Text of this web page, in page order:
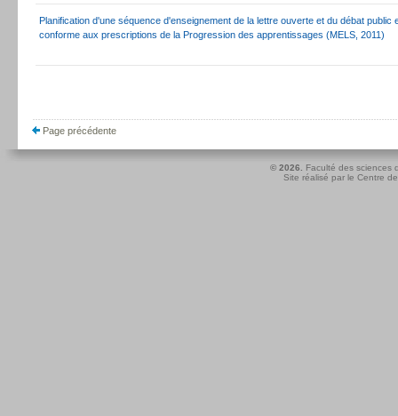
Planification d'une séquence d'enseignement de la lettre ouverte et du débat public
conforme aux prescriptions de la Progression des apprentissages (MELS, 2011)
Page précédente
© 2026.
Faculté des sciences
Site réalisé par le Centre